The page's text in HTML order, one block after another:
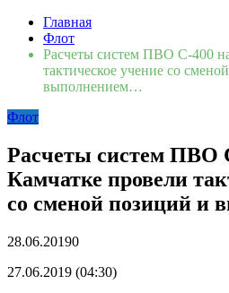
Главная
Флот
Расчеты систем ПВО С-400
тактическое учение со
выполнением…
Флот
Расчеты систем ПВО
Камчатке провели
со сменой позиций и
28.06.20190
27.06.2019 (04:30)